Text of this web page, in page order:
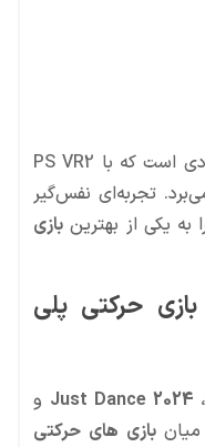
یک شبیه‌ساز کوهنوردی است که با PS VR2
تجربه‌ای نفس‌گیر
به یکی از بهترین بازی
حرکتی پلی
Just Dance 2024 و
میانبازی های حرکتی